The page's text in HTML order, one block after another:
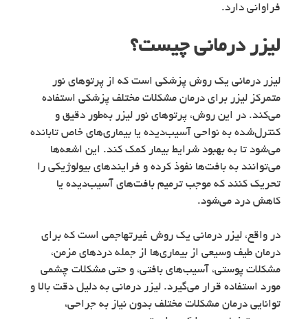
فراوانی دارد.
لیزر درمانی چیست؟
لیزر درمانی یک روش پزشکی است که از پرتوهای نور
متمرکز لیزر برای درمان مشکلات مختلف پزشکی استفاده
می‌کند. در این روش، پرتوهای نور لیزر به‌طور دقیق و
کنترل‌شده به نواحی آسیب‌دیده یا بیماری‌های خاص تابانده
می‌شود تا به بهبود شرایط بیمار کمک کند. این اشعه‌ها
می‌توانند به بافت‌ها نفوذ کرده و فرایندهای بیولوژیکی را
تحریک کنند که موجب ترمیم بافت‌های آسیب‌دیده یا
کاهش درد می‌شود.
در واقع، لیزر درمانی یک روش غیرتهاجمی است که برای
درمان طیف وسیعی از بیماری‌ها از جمله دردهای مزمن،
مشکلات پوستی، آسیب‌های بافتی، و حتی مشکلات چشمی
مورد استفاده قرار می‌گیرد. لیزر درمانی به دلیل دقت بالا و
توانایی درمان مشکلات مختلف بدون نیاز به جراحی،